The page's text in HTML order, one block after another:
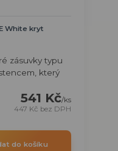
White kryt
zásuvky typu
který
541 Kč/ks
447 Kč bez DPH
do košíku